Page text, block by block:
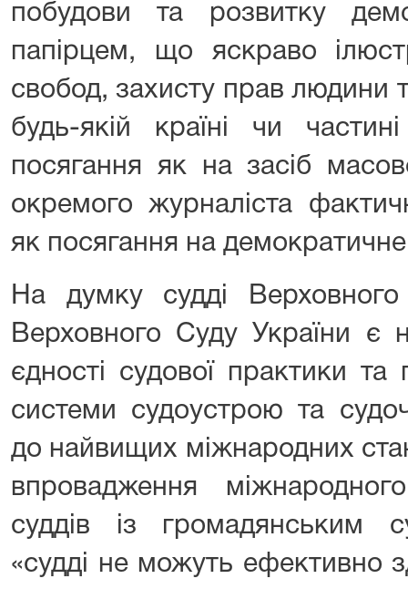
побудови та розвитку
папірцем, що яскраво
свобод, захисту прав людини
будь-якій країні чи
посягання як на засіб
окремого журналіста
як посягання на
На думку судді
Верховного Суду України є
єдності судової практики та
системи судоустрою та
до найвищих міжнародних
впровадження
суддів із громадянським
«судді не можуть ефективно